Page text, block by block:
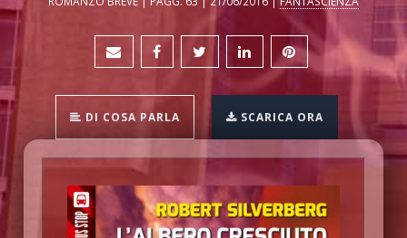
DI COSA PARLA SCARICA ORA